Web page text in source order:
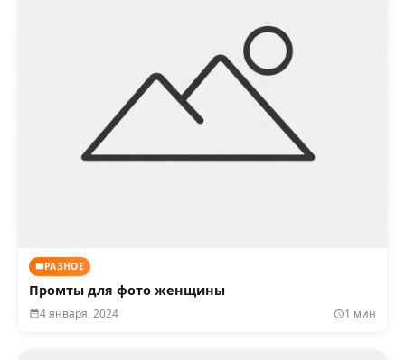
РАЗНОЕ
Промты для фото женщины
4 января, 2024 1 мин